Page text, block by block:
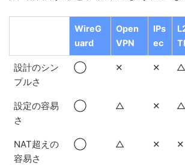
WireG
uard
Open
VPN
IPs
ec
設計のシン
プルさ
◯ ✕ ✕ △
設定の容易
さ
◯ △ ✕ △
NAT超えの
容易さ
◯ △ ✕ ✕